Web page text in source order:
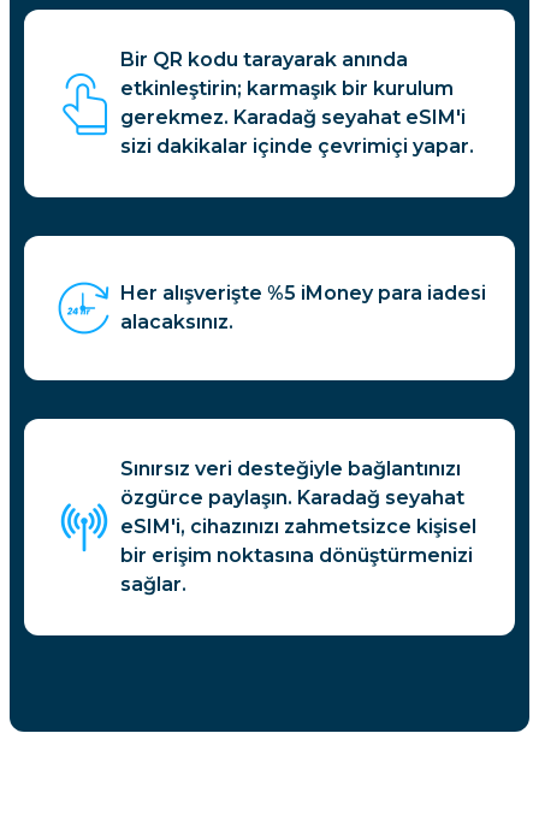
Bir QR kodu tarayarak anında
etkinleştirin; karmaşık bir kurulum
gerekmez. Karadağ seyahat eSIM'i
sizi dakikalar içinde çevrimiçi yapar.
Her alışverişte %5 iMoney para iadesi
alacaksınız.
Sınırsız veri desteğiyle bağlantınızı
özgürce paylaşın. Karadağ seyahat
eSIM'i, cihazınızı zahmetsizce kişisel
bir erişim noktasına dönüştürmenizi
sağlar.